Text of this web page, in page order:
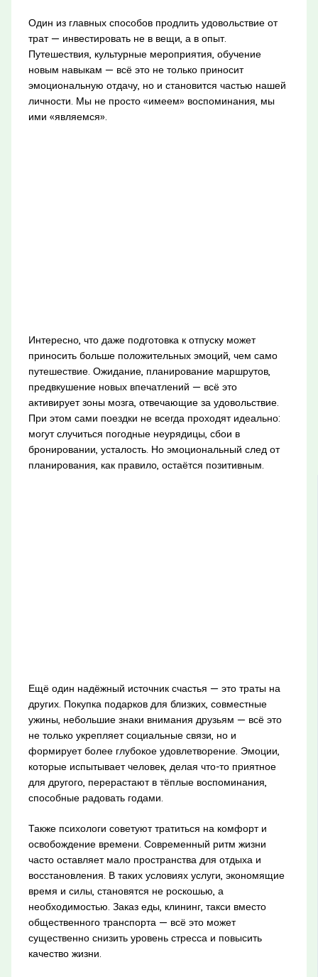
Один из главных способов продлить удовольствие от
трат — инвестировать не в вещи, а в опыт.
Путешествия, культурные мероприятия, обучение
новым навыкам — всё это не только приносит
эмоциональную отдачу, но и становится частью нашей
личности. Мы не просто «имеем» воспоминания, мы
ими «являемся».
Интересно, что даже подготовка к отпуску может
приносить больше положительных эмоций, чем само
путешествие. Ожидание, планирование маршрутов,
предвкушение новых впечатлений — всё это
активирует зоны мозга, отвечающие за удовольствие.
При этом сами поездки не всегда проходят идеально:
могут случиться погодные неурядицы, сбои в
бронировании, усталость. Но эмоциональный след от
планирования, как правило, остаётся позитивным.
Ещё один надёжный источник счастья — это траты на
других. Покупка подарков для близких, совместные
ужины, небольшие знаки внимания друзьям — всё это
не только укрепляет социальные связи, но и
формирует более глубокое удовлетворение. Эмоции,
которые испытывает человек, делая что-то приятное
для другого, перерастают в тёплые воспоминания,
способные радовать годами.
Также психологи советуют тратиться на комфорт и
освобождение времени. Современный ритм жизни
часто оставляет мало пространства для отдыха и
восстановления. В таких условиях услуги, экономящие
время и силы, становятся не роскошью, а
необходимостью. Заказ еды, клининг, такси вместо
общественного транспорта — всё это может
существенно снизить уровень стресса и повысить
качество жизни.